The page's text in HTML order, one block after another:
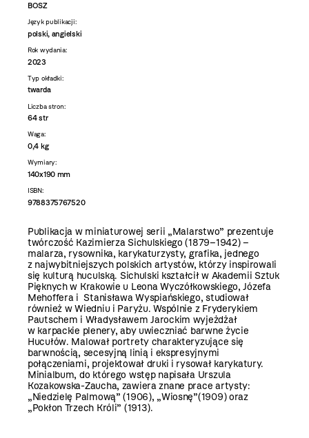
BOSZ
Język publikacji:
polski, angielski
Rok wydania:
2023
Typ okładki:
twarda
Liczba stron:
64 str
Waga:
0,4 kg
Wymiary:
140x190 mm
ISBN:
9788375767520
Publikacja w miniaturowej serii „Malarstwo” prezentuje
twórczość Kazimierza Sichulskiego (1879–1942) –
malarza, rysownika, karykaturzysty, grafika, jednego
z najwybitniejszych polskich artystów, którzy inspirowali
się kulturą huculską. Sichulski kształcił w Akademii Sztuk
Pięknych w Krakowie u Leona Wyczółkowskiego, Józefa
Mehoffera i Stanisława Wyspiańskiego, studiował
również w Wiedniu i Paryżu. Wspólnie z Fryderykiem
Pautschem i Władysławem Jarockim wyjeżdżał
w karpackie plenery, aby uwieczniać barwne życie
Hucułów. Malował portrety charakteryzujące się
barwnością, secesyjną linią i ekspresyjnymi
połączeniami, projektował druki i rysował karykatury.
Minialbum, do którego wstęp napisała Urszula
Kozakowska-Zaucha, zawiera znane prace artysty:
„Niedzielę Palmową” (1906), „Wiosnę”(1909) oraz
„Pokłon Trzech Króli” (1913).